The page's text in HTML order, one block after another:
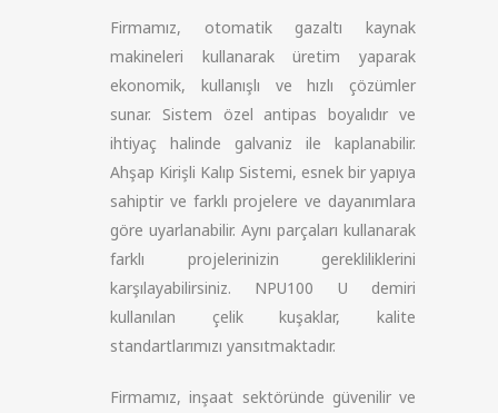
Firmamız, otomatik gazaltı kaynak
makineleri kullanarak üretim yaparak
ekonomik, kullanışlı ve hızlı çözümler
sunar. Sistem özel antipas boyalıdır ve
ihtiyaç halinde galvaniz ile kaplanabilir.
Ahşap Kirişli Kalıp Sistemi, esnek bir yapıya
sahiptir ve farklı projelere ve dayanımlara
göre uyarlanabilir. Aynı parçaları kullanarak
farklı projelerinizin gerekliliklerini
karşılayabilirsiniz. NPU100 U demiri
kullanılan çelik kuşaklar, kalite
standartlarımızı yansıtmaktadır.
Firmamız, inşaat sektöründe güvenilir ve